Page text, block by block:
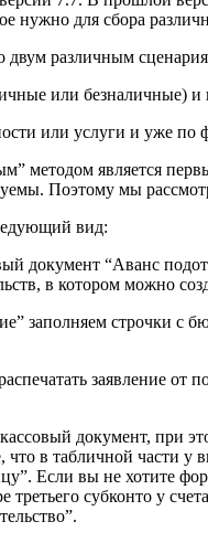
нужно для сбора
двум различным
или безналичные)
или услуги и уже по
методом является
Поэтому мы
вид:
документ “Аванс
в котором можно
заполняем строчки
заявление от
документ, при
в табличной части у
Если вы не хотите
субконто у